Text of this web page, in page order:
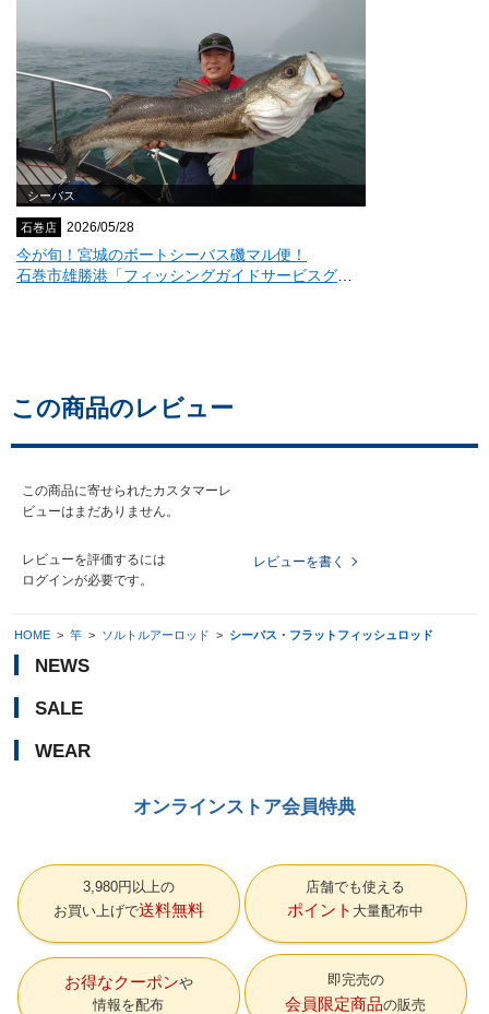
この商品のレビュー
この商品に寄せられたカスタマーレ
ビューはまだありません。
レビューを評価するには
ログインが必要です。
レビューを書く
HOME > 竿 > ソルトルアーロッド > シーバス・フラットフィッシュロッド
NEWS
SALE
WEAR
オンラインストア会員特典
3,980円以上の
お買い上げで送料無料
店舗でも使える
ポイント 大量配布中
お得なクーポン
情報を配布
即完売の
会員限定商品の販売